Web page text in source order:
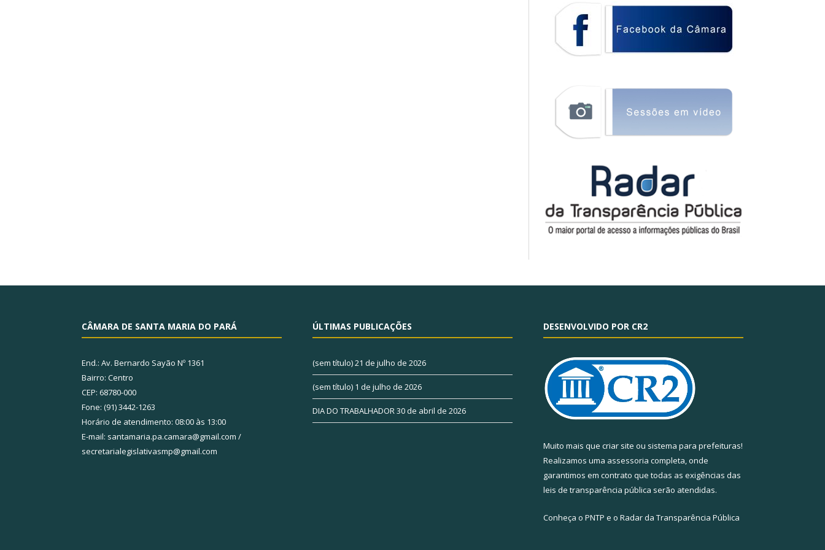
CÂMARA DE SANTA MARIA DO PARÁ
End.: Av. Bernardo Sayão Nº 1361
Bairro: Centro
CEP: 68780-000
Fone: (91) 3442-1263
Horário de atendimento: 08:00 às 13:00
E-mail: santamaria.pa.camara@gmail.com /
secretarialegislativasmp@gmail.com
ÚLTIMAS PUBLICAÇÕES
(sem título)21 de julho de 2026
(sem título) 1 de julho de 2026
DIA DO TRABALHADOR30 de abril de 2026
DESENVOLVIDO POR CR2
Muito mais que criar site ou sistema para prefeituras!
Realizamos uma assessoria completa, onde
garantimos em contrato que todas as exigências das
leis de transparência pública serão atendidas.
Conheça o PNTP e o Radar da Transparência Pública